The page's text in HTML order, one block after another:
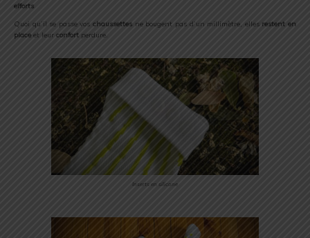
efforts
Quoi qu’il se passe voschaussettes ne bougent pas d’un millimètre, elles restent en
place et leur confort perdure.
Inserts en silicone